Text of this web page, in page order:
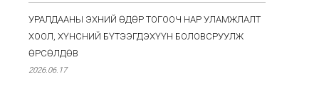
УРАЛДААНЫ ЭХНИЙ ӨДӨР ТОГООЧ НАР УЛАМЖЛАЛТ
ХООЛ, ХҮНСНИЙ БҮТЭЭГДЭХҮҮН БОЛОВСРУУЛЖ
ӨРСӨЛДӨВ
2026.06.17